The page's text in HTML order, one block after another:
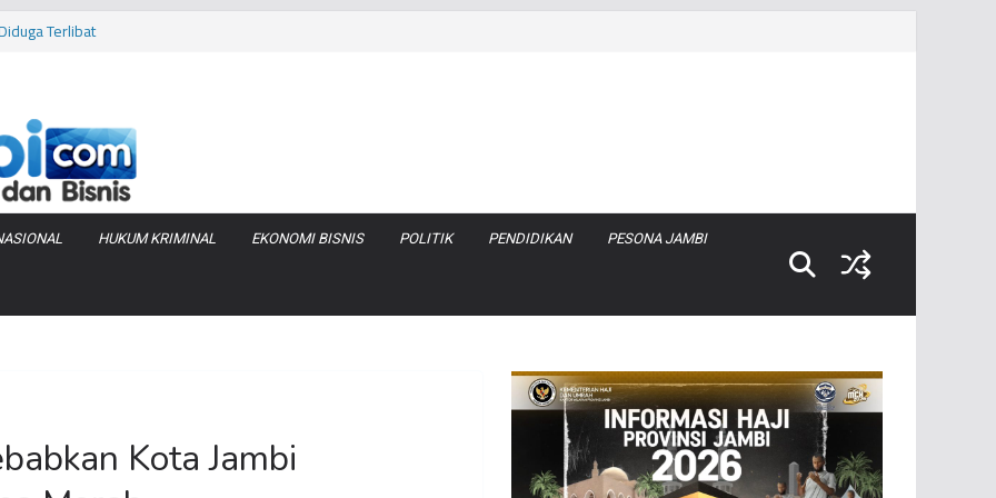
Terlibat
Jadi Rp
Zenix di
HUKUM KRIMINAL EKONOMI BISNIS POLITIK PENDIDIKAN PESONA JAMBI
Kota Jambi